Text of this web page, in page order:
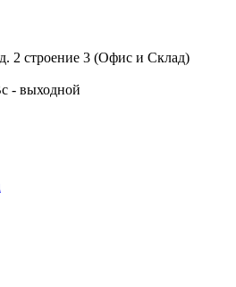
2 строение 3 (Офис и Склад)
- выходной